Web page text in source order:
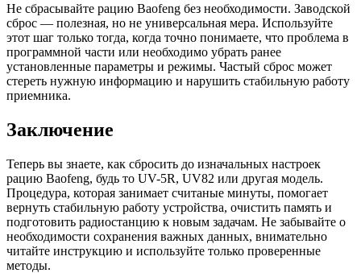
Не сбрасывайте рацию Baofeng без необходимости. Заводской
сброс — полезная, но не универсальная мера. Используйте
этот шаг только тогда, когда точно понимаете, что проблема в
программной части или необходимо убрать ранее
установленные параметры и режимы. Частый сброс может
стереть нужную информацию и нарушить стабильную работу
приемника.
Заключение
Теперь вы знаете, как сбросить до изначальных настроек
рацию Baofeng, будь то UV-5R, UV82 или другая модель.
Процедура, которая занимает считаные минуты, помогает
вернуть стабильную работу устройства, очистить память и
подготовить радиостанцию к новым задачам. Не забывайте о
необходимости сохранения важных данных, внимательно
читайте инструкцию и используйте только проверенные
методы.